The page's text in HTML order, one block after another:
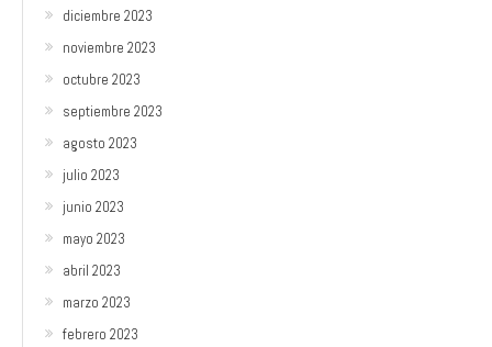
diciembre 2023
noviembre 2023
octubre 2023
septiembre 2023
agosto 2023
julio 2023
junio 2023
mayo 2023
abril 2023
marzo 2023
febrero 2023